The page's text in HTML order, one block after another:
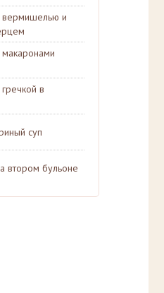
вермишелью и
в
суп
втором бульоне